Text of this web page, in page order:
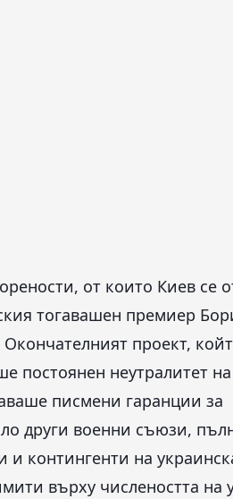
от които Киев се
тогавашен премиер
проект,
постоянен неутралитет
писмени гаранции за
други военни съюзи,
и контингенти на
върху числеността на